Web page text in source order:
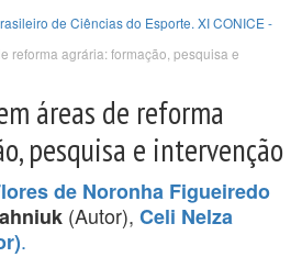
de Ciências do Esporte. XI CONICE -
reforma agrária: formação, pesquisa e
áreas de reforma
pesquisa e intervenção
de Noronha Figueiredo
(Autor), Celi Nelza
.